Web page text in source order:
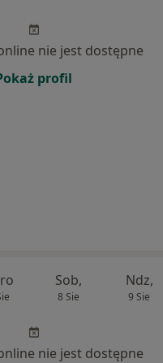
nie jest dostępne
profil
Sob,
8 Sie
Ndz,
9 Sie
nie jest dostępne